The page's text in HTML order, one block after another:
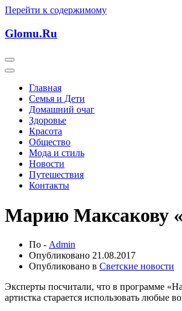
Перейти к содержимому
Glomu.Ru
Главная
Семья и Дети
Домашний очаг
Здоровье
Красота
Общество
Мода и стиль
Новости
Путешествия
Контакты
Марию Максакову
По - Admin
Опубликовано 21.08.2017
Опубликовано в Светские новости
Эксперты посчитали, что в программе
артистка старается использовать любые